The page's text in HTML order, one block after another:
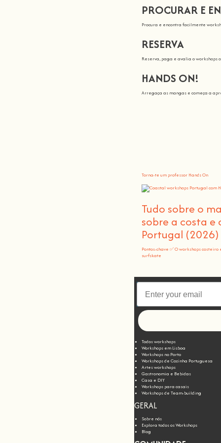
PROCURAR E
Procura e encontra facilmente
RESERVA
Reserva, paga e avalia o workshops
HANDS ON!
Arregaça as mangas e começa a
Torna-te um professor Hands On
Tudo sobre o
sobre a costa e
Portugal (2026)
Pontos-chave ✅ O workshops
surfskate
Todos workshops
Workshops em Lisboa
Workshops no Porto
Workshops de Cozinha Portuguesa
Artes workshops
Gastronomia e Bebidas
Casa e DIY
Workshops para casais
Workshops de Team-building
GERAL
Sobre nós
Explora todos os Workshops
Blog